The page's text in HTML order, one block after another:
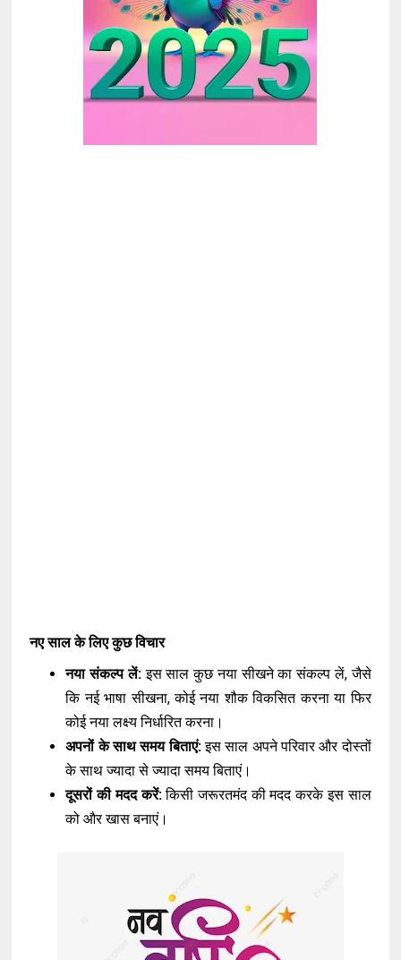
नए साल के लिए कुछ विचार
नया संकल्प लें:इस साल कुछ नया सीखने का संकल्प लें, जैसे
कि नई भाषा सीखना, कोई नया शौक विकसित करना या फिर
कोई नया लक्ष्य निर्धारित करना।
अपनों के साथ समय बिताएं:इस साल अपने परिवार और दोस्तों
के साथ ज्यादा से ज्यादा समय बिताएं।
दूसरों की मदद करें:किसी जरूरतमंद की मदद करके इस साल
को और खास बनाएं।